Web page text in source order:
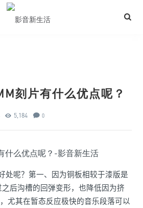
刻片有什么优点呢？
5,184 0
处呢？第一、因为铜板相较于漆版是
后沟槽的回弹变形，也降低因为挤
，尤其在暂态反应极快的音乐段落可以